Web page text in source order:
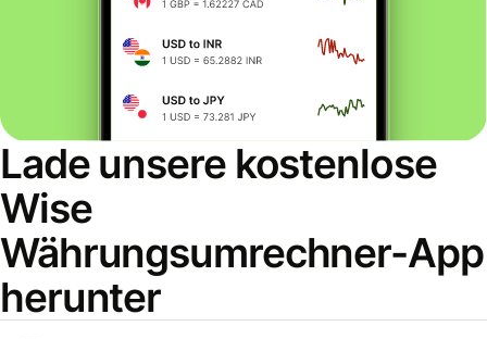
Lade unsere kostenlose
Wise
Währungsumrechner-App
herunter